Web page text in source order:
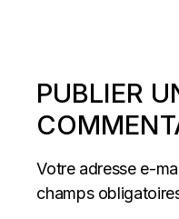
PUBLIER
Votre adresse e-
champs